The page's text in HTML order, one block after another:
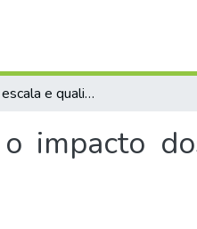
Economia de escala e qualidade na saúde: o impacto dos consórcios intermunicipais na eficiência da saúde pública
impacto